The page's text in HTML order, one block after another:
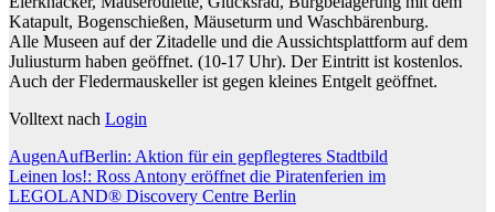
Katapult, Bogenschießen, Mäuseturm und Waschbärenburg.
Alle Museen auf der Zitadelle und die Aussichtsplattform auf dem
Juliusturm haben geöffnet. (10-17 Uhr). Der Eintritt ist kostenlos.
Auch der Fledermauskeller ist gegen kleines Entgelt geöffnet.
Volltext nach Login
Beitragsnavigation
AugenAufBerlin: Aktion für ein gepflegteres Stadtbild
Leinen los!: Ross Antony eröffnet die Piratenferien im
LEGOLAND® Discovery Centre Berlin